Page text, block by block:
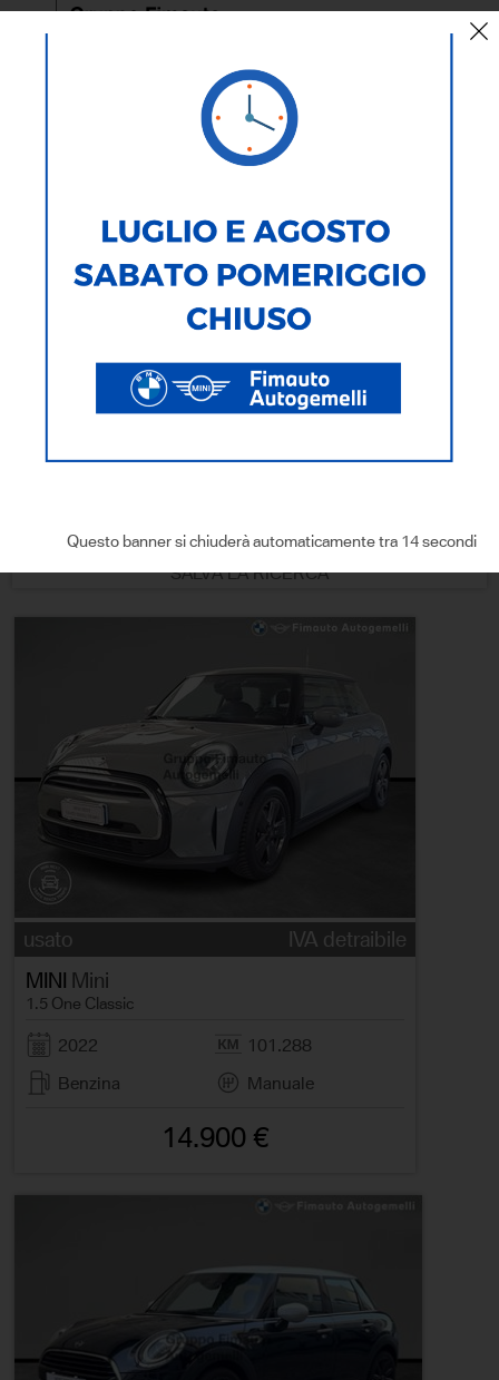
Questo banner si chiuderà automaticamente tra 13 secondi
AUTO
MOTO
TIPOLOGIA MARCA
ALIMENTAZIONE
CARROZZERIA
Ricerca testuale
Ricerca avanzata
SALVA LA RICERCA
usato
IVA detraibile
MINI
Mini
1.5 One Classic
2022
101.288
Benzina
Manuale
14.900 €